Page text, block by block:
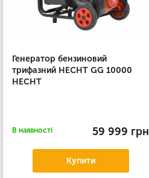
Генератор бензиновий
трифазний HECHT GG 10000
HECHT
В наявності 59 999 грн
Купити